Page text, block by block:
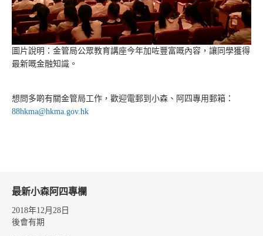
圖片說明：金管局公眾教育講座今年加咗豐富嘅內容，讓同學獲得
最新嘅金融知識。
想問多啲有關金管局工作，歡迎電郵到小森、阿四專用郵箱：
88hkma@hkma.gov.hk
最新小森阿四專欄
2018年12月28日
後會有期